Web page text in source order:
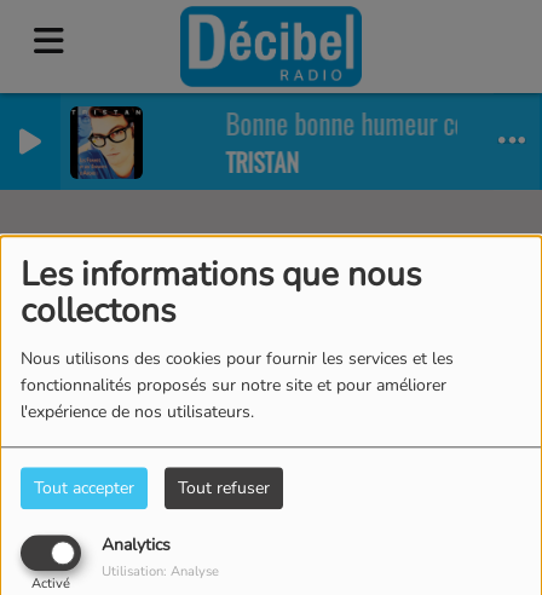
Les informations que nous
collectons
Nous utilisons des cookies pour fournir les services et les
fonctionnalités proposés sur notre site et pour améliorer
l'expérience de nos utilisateurs.
Tout accepter Tout refuser
Analytics
Activé
Utilisation: Analyse
Bonne bonne humeur ce
TRISTAN
Artistes
Tous 0-9 A B C D E F G H
K
L M N O P
X
Y Z